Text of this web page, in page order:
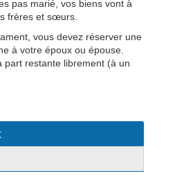
pas marié, vos biens vont à
frères et sœurs.
vous devez réserver une
à votre époux ou épouse.
part restante librement (à un